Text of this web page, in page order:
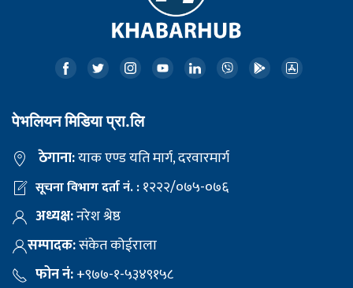
पेभलियन मिडिया प्रा.लि
ठेगाना:याक एण्ड यति मार्ग, दरवारमार्ग
सूचना विभाग दर्ता नं. :१२२२/०७५-०७६
अध्यक्ष:नरेश श्रेष्ठ
सम्पादक:संकेत कोईराला
फोन नं:+९७७-१-५३४९१५८